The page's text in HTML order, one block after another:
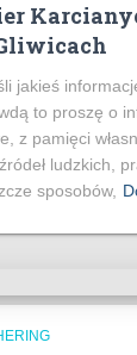
jakieś
to proszę o
z pamięci
ludzkich,
sposobów,